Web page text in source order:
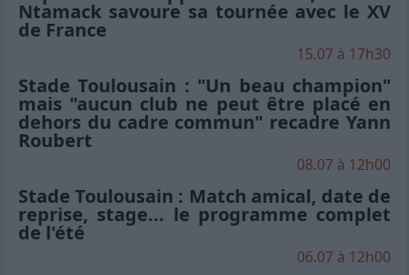
Ntamack savoure sa tournée avec le XV
de France
15.07 à 17h30
Stade Toulousain : "Un beau champion"
mais "aucun club ne peut être placé en
dehors du cadre commun" recadre Yann
Roubert
08.07 à 12h00
Stade Toulousain : Match amical, date de
reprise, stage... le programme complet
de l'été
06.07 à 12h00